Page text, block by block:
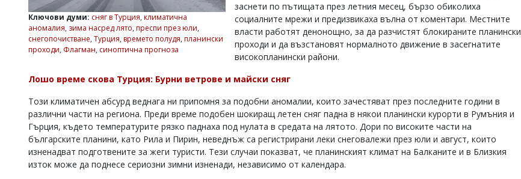
Касабова,
k.kassabova@flagman.bg
Главен
редактор:
office@flagman.bg
Коментарите
статиите
въвеждат
Ключови думи: сняг в Турция, климатична
аномалия, зима насред лято, преспи през юли,
снегопочистване, Турция, времето полудя, планински
проходи, Флагман, синоптична прогноза
заснети по пътищата през летния месец, бързо обиколиха
социалните мрежи и предизвикаха вълна от коментари. Местните
власти работят денонощно, за да разчистят блокираните планински
проходи и да възстановят нормалното движение в засегнатите
високопланински райони.
Лошо време скова Турция: Бурни ветрове и майски сняг
Този климатичен абсурд веднага ни припомня за подобни аномалии, които зачестяват през последните години в
различни части на региона. Преди време подобен шокиращ летен сняг падна в някои планински курорти в Румъния и
Гърция, където температурите рязко паднаха под нулата в средата на лятото. Дори по високите части на
българските планини, като Рила и Пирин, неведнъж са регистрирани леки снеговалежи през юли и август, които
изненадват подготвените за жеги туристи. Тези случаи показват, че планинският климат на Балканите и в Близкия
изток може да поднесе сериозни зимни изненади, независимо от календара.